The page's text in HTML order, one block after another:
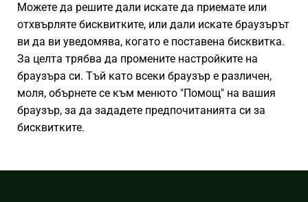
Можете да решите дали искате да приемате или
отхвърляте бисквитките, или дали искате браузърът
ви да ви уведомява, когато е поставена бисквитка.
За целта трябва да промените настройките на
браузъра си. Тъй като всеки браузър е различен,
моля, обърнете се към менюто "Помощ" на вашия
браузър, за да зададете предпочитанията си за
бисквитките.